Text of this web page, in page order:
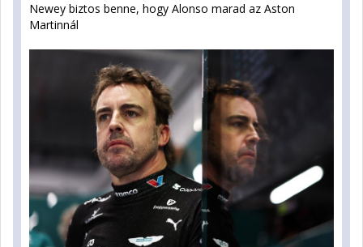
Newey biztos benne, hogy Alonso marad az Aston
Martinnál